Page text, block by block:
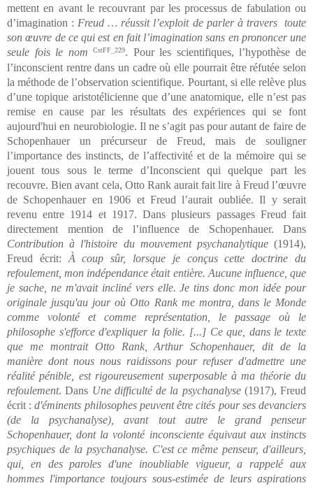
mettent en avant le recouvrant par les processus de fabulation ou
d’imagination : Freud … réussit l’exploit de parler à travers toute
son œuvre de ce qui est en fait l’imagination sans en prononcer une
seule fois le nom
CstFF_229. Pour les scientifiques, l’hypothèse de
l’inconscient rentre dans un cadre où elle pourrait être réfutée selon
la méthode de l’observation scientifique. Pourtant, si elle relève plus
d’une topique aristotélicienne que d’une anatomique, elle n’est pas
remise en cause par les résultats des expériences qui se font
aujourd'hui en neurobiologie. Il ne s’agit pas pour autant de faire de
Schopenhauer un précurseur de Freud, mais de souligner
l’importance des instincts, de l’affectivité et de la mémoire qui se
jouent tous sous le terme d’Inconscient qui quelque part les
recouvre. Bien avant cela, Otto Rank aurait fait lire à Freud l’œuvre
de Schopenhauer en 1906 et Freud l’aurait oubliée. Il y serait
revenu entre 1914 et 1917. Dans plusieurs passages Freud fait
directement mention de l’influence de Schopenhauer. Dans
Contribution à l'histoire du mouvement psychanalytique(1914),
Freud écrit: À coup sûr, lorsque je conçus cette doctrine du
refoulement, mon indépendance était entière. Aucune influence, que
je sache, ne m'avait incliné vers elle. Je tins donc mon idée pour
originale jusqu'au jour où Otto Rank me montra, dans le Monde
comme volonté et comme représentation, le passage où le
philosophe s'efforce d'expliquer la folie. [...] Ce que, dans le texte
que me montrait Otto Rank, Arthur Schopenhauer, dit de la
manière dont nous nous raidissons pour refuser d'admettre une
réalité pénible, est rigoureusement superposable à ma théorie du
refoulement. Dans Une difficulté de la psychanalyse(1917), Freud
écrit :d'éminents philosophes peuvent être cités pour ses devanciers
(de la psychanalyse), avant tout autre le grand penseur
Schopenhauer, dont la volonté inconsciente équivaut aux instincts
psychiques de la psychanalyse. C'est ce même penseur, d'ailleurs,
qui, en des paroles d'une inoubliable vigueur, a rappelé aux
hommes l'importance toujours sous-estimée de leurs aspirations